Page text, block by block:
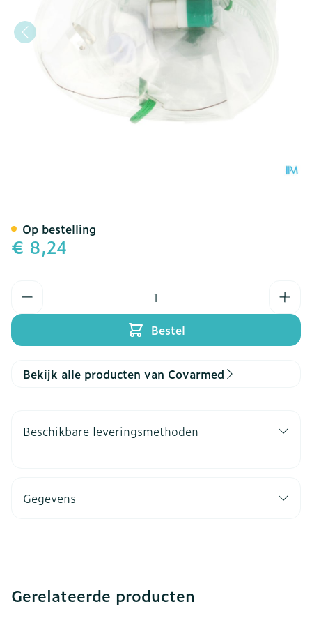
€ 8,24
Bestel
Op bestelling
Bekijk alle producten van Covarmed
Beschikbare leveringsmethoden
Gegevens
Gerelateerde producten